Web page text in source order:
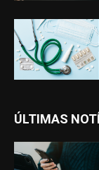
ÚLTIMAS